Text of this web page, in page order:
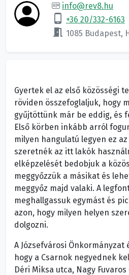
info@rev8.hu
phone_android +36 20/332-6163
meeting_room 1085 Budapest,
Gyertek el az első közösségi
röviden összefoglaljuk, hogy
gyűjtöttünk már be eddig, és
Első körben inkább arról
milyen hangulatú legyen ez
szeretnék az itt lakók
elképzelését bedobjuk a
meggyőzzük a másikat és
meggyőz majd valaki. A
meghallgassuk egymást és
azon, hogy milyen helyen
dolgozni.
A Józsefvárosi Önkormányzat
hogy a Csarnok negyednek
Déri Miksa utca, Nagy